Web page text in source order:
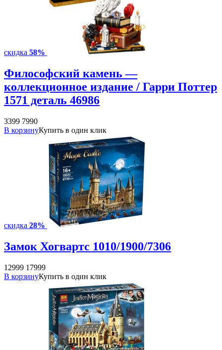
скидка 58%
Философский камень —
коллекционное издание / Гарри Поттер
1571 деталь 46986
3399 7990
В корзинуКупить в один клик
скидка 28%
Замок Хогвартс 1010/1900/7306
12999 17999
В корзинуКупить в один клик